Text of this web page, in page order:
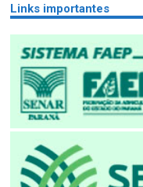
Links importantes